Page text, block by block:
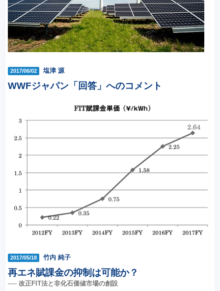
2017/06/02 塩津 源
WWFジャパン「回答」へのコメント
2017/05/18 竹内 純子
再エネ賦課金の抑制は可能か？
── 改正FIT法と非化石価値市場の創設